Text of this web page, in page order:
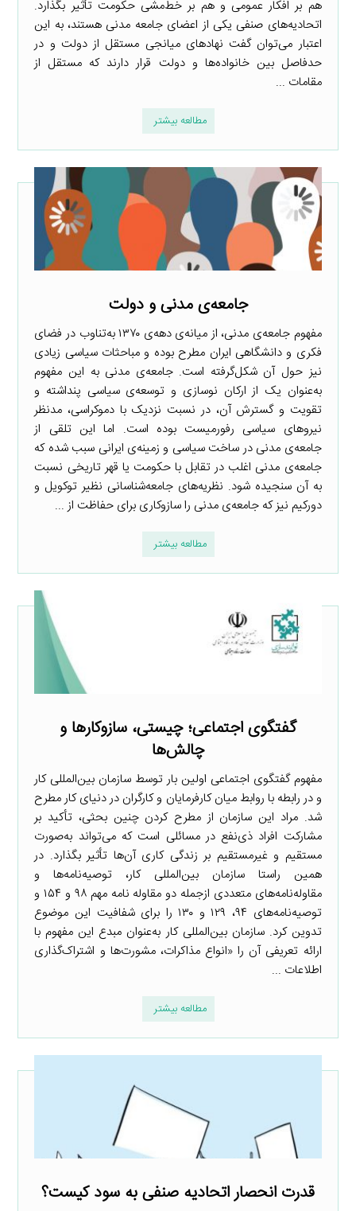
هم بر افکار عمومی و هم بر خط‌مشی حکومت تأثیر بگذارد.
اتحادیه‌های صنفی یکی از اعضای جامعه مدنی هستند، به این
اعتبار می‌توان گفت نهادهای میانجی مستقل از دولت و در
حدفاصل بین خانواده‌ها و دولت قرار دارند که مستقل از
مقامات ...
مطالعه بیشتر
جامعه‌ی مدنی و دولت
مفهوم جامعه‌ی مدنی، از میانه‌ی دهه‌ی ۱۳۷۰ به‌تناوب در فضای
فکری و دانشگاهی ایران مطرح بوده و مباحثات سیاسی زیادی
نیز حول آن شکل‌گرفته است. جامعه‌ی مدنی به این مفهوم
به‌عنوان یک از ارکان نوسازی و توسعه‌ی سیاسی پنداشته و
تقویت و گسترش آن، در نسبت نزدیک با دموکراسی، مدنظر
نیروهای سیاسی رفورمیست بوده است. اما این تلقی از
جامعه‌ی مدنی در ساخت سیاسی و زمینه‌ی ایرانی سبب شده که
جامعه‌ی مدنی اغلب در تقابل با حکومت یا قهر تاریخی نسبت
به آن سنجیده شود. نظریه‌های جامعه‌شناسانی نظیر توکویل و
دورکیم نیز که جامعه‌ی مدنی را سازوکاری برای حفاظت از ...
مطالعه بیشتر
گفتگوی اجتماعی؛ چیستی، سازوکارها و
چالش‌ها
مفهوم گفتگوی اجتماعی اولین بار توسط سازمان بین‌المللی کار
و در رابطه با روابط میان کارفرمایان و کارگران در دنیای کار مطرح
شد. مراد این سازمان از مطرح کردن چنین بحثی، تأکید بر
مشارکت افراد ذی‌نفع در مسائلی است که می‌تواند به‌صورت
مستقیم و غیرمستقیم بر زندگی کاری آن‌ها تأثیر بگذارد. در
همین راستا سازمان بین‌المللی کار، توصیه‌نامه‌ها و
مقاوله‌نامه‌های متعددی ازجمله دو مقاوله نامه مهم ۹۸ و ۱۵۴ و
توصیه‌نامه‌های ۹۴، ۱۲۹ و ۱۳۰ را برای شفافیت این موضوع
تدوین کرد. سازمان بین‌المللی کار به‌عنوان مبدع این مفهوم با
ارائه تعریفی آن را «انواع مذاکرات، مشورت‌ها و اشتراک‌گذاری
اطلاعات ...
مطالعه بیشتر
قدرت انحصار اتحادیه صنفی به سود کیست؟